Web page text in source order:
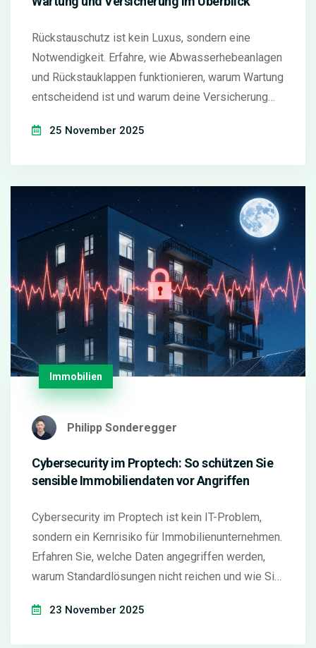
Rückstauschutz ist kein Luxus, sondern eine
Notwendigkeit. Erfahre, wie Abwasserhebeanlagen
und Rückstauklappen funktionieren, warum Wartung
entscheidend ist und warum deine Versicherung
25 November 2025
Immobilien
Philipp Sonderegger
Cybersecurity im Proptech: So schützen Sie
sensible Immobiliendaten vor Angriffen
Cybersecurity im Proptech ist kein IT-Problem,
sondern ein Kernrisiko für Immobilienunternehmen.
Erfahren Sie, welche Daten angegriffen werden,
warum Standardlösungen nicht reichen und wie Sie
digitalen Angriffen schützen.
23 November 2025